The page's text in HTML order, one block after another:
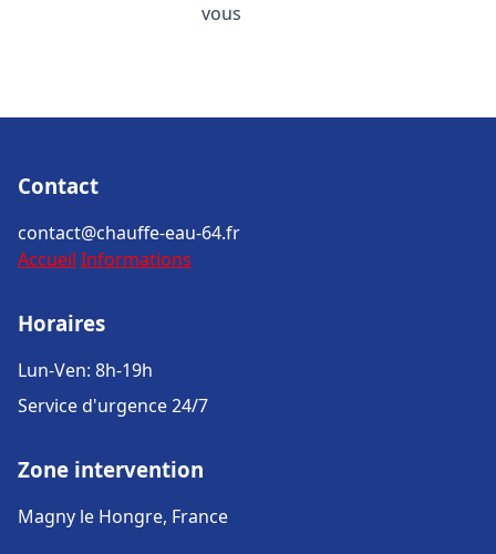
vous
Contact
contact@chauffe-eau-64.fr
Accueil Informations
Horaires
Lun-Ven: 8h-19h
Service d'urgence 24/7
Zone intervention
Magny le Hongre, France